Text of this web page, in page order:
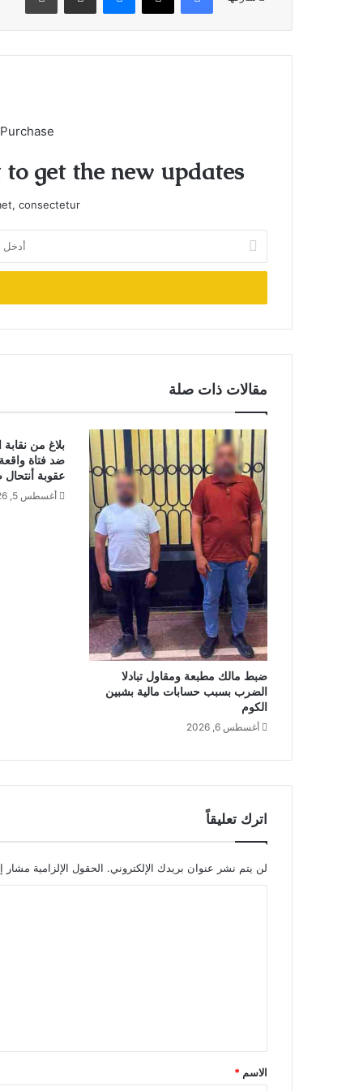
get the new updates!
consectetur.
بريدك
الإلكتروني
مقالات ذات صلة
ضبط مالك مطبعة ومقاول تبادلا
الضرب بسبب حسابات مالية بشبين
الكوم
أغسطس 6, 2026
بلاغ من نقابة
ضد فتاة
عقوبة
أغسطس 5, 2026
اترك تعليقاً
لن يتم نشر عنوان بريدك الإلكتروني. الحقول الإلزامية مشار
*
الاسم *